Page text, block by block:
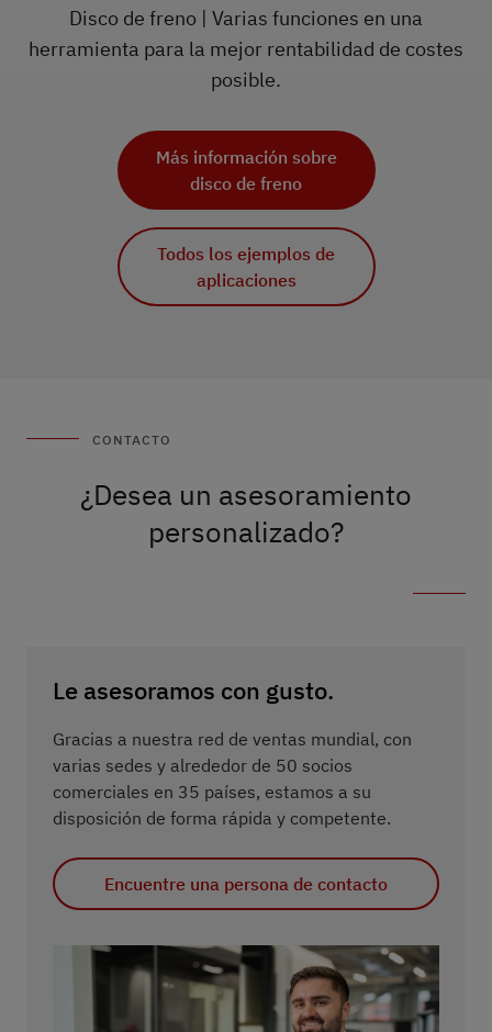
Disco de freno | Varias funciones en una
herramienta para la mejor rentabilidad de costes
posible.
Más información sobre
disco de freno
Todos los ejemplos de
aplicaciones
Más información sobre
llanta de engranaje
Todos los ejemplos de
aplicaciones
Más información sobre
racord
Todos los ejemplos de
aplicaciones
Más información sobre
caudalímetro
Todos los ejemplos de
aplicaciones
CONTACTO
¿Desea un asesoramiento
personalizado?
Le asesoramos con gusto.
Gracias a nuestra red de ventas mundial, con
varias sedes y alrededor de 50 socios
comerciales en 35 países, estamos a su
disposición de forma rápida y competente.
Encuentre una persona de contacto